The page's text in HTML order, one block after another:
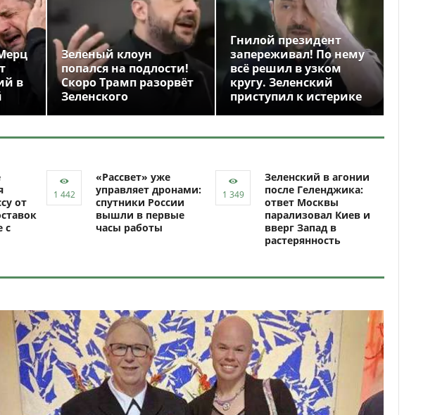
в
Зеленый клоун
попался на подлости!
Скоро Трамп разорвёт
Зеленского
Гнилой президент
запереживал! По нему
всё решил в узком
кругу. Зеленский
приступил к истерике
от
с
«Рассвет» уже
управляет дронами:
спутники России
вышли в первые
часы работы
Зеленский в агонии
после Геленджика:
ответ Москвы
парализовал Киев и
вверг Запад в
растерянность